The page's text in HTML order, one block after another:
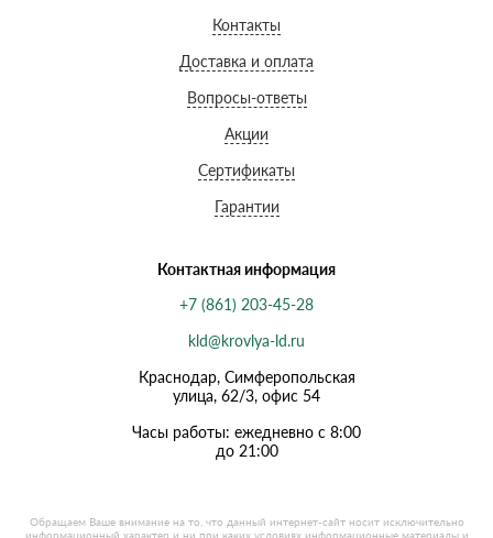
Контакты
Доставка и оплата
Вопросы-ответы
Акции
Сертификаты
Гарантии
Контактная информация
+7 (861) 203-45-28
kld@krovlya-ld.ru
Краснодар, Симферопольская
улица, 62/3, офис 54
Часы работы: ежедневно с 8:00
до 21:00